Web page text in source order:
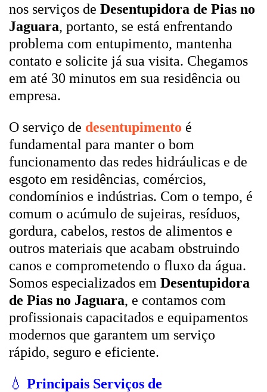
nos serviços de Desentupidora de Pias no
Jaguara, portanto, se está enfrentando
problema com entupimento, mantenha
contato e solicite já sua visita. Chegamos
em até 30 minutos em sua residência ou
empresa.
O serviço de desentupimento é
fundamental para manter o bom
funcionamento das redes hidráulicas e de
esgoto em residências, comércios,
condomínios e indústrias. Com o tempo, é
comum o acúmulo de sujeiras, resíduos,
gordura, cabelos, restos de alimentos e
outros materiais que acabam obstruindo
canos e comprometendo o fluxo da água.
Somos especializados em Desentupidora
de Pias no Jaguara, e contamos com
profissionais capacitados e equipamentos
modernos que garantem um serviço
rápido, seguro e eficiente.
💧 Principais Serviços de